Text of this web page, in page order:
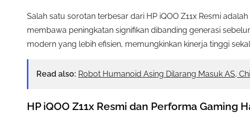
Salah satu sorotan terbesar dari HP iQOO Z11x Resmi
membawa peningkatan signifikan dibanding generasi
modern yang lebih efisien, memungkinkan kinerja tinggi
Read also: Robot Humanoid Asing Dilarang Masuk AS,
HP iQOO Z11x Resmi dan Performa Gaming